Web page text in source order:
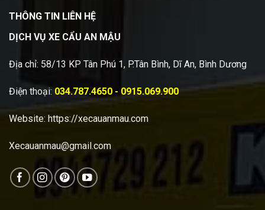
THÔNG TIN LIÊN HỆ
DỊCH VỤ XE CẨU AN MẬU
Địa chỉ: 58/13 KP Tân Phú 1, P.Tân Bình, Dĩ An, Bình Dương
Điện thoại: 034.787.4650 - 0915.069.900
Website: https://xecauanmau.com
Xecauanmau@gmail.com